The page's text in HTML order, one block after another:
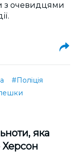
з очевидцями
#Поліція
яка
Херсон